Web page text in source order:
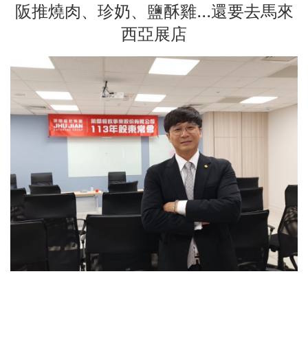
阪推燒肉、珍奶、鹽酥雞...還要去馬來
西亞展店